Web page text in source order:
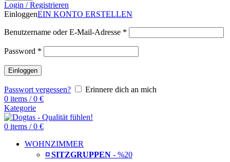
Login / Registrieren
EinloggenEIN KONTO ERSTELLEN
Benutzername oder E-Mail-Adresse *
Password *
Einloggen
Passwort vergessen?
Erinnere dich an mich
0 items / 0 €
Kategorie
0 items / 0 €
WOHNZIMMER
◽ SITZGRUPPEN - %20